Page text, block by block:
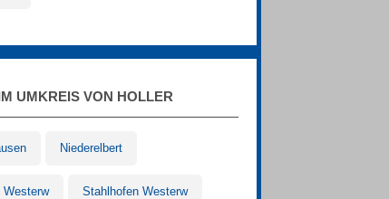
UMKREIS VON HOLLER
Niederelbert
Westerw Stahlhofen Westerw